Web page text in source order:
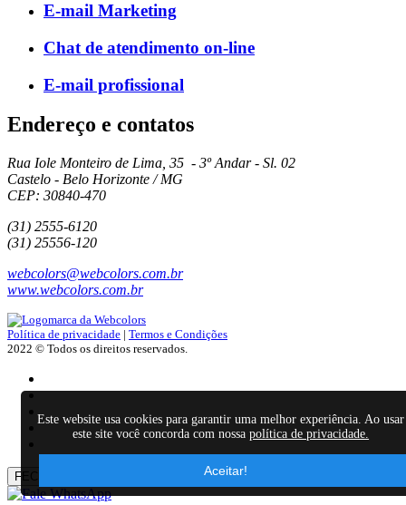
E-mail Marketing
Chat de atendimento on-line
E-mail profissional
Endereço e contatos
Rua Iole Monteiro de Lima, 35 - 3º Andar - Sl. 02
Castelo - Belo Horizonte / MG
CEP: 30840-470
(31) 2555-6120
(31) 25556-120
webcolors@webcolors.com.br
www.webcolors.com.br
Política de privacidade | Termos e Condições
2022 © Todos os direitos reservados.
FECHAR
Este website usa cookies para garantir uma melhor experiência. Ao usar
este site você concorda com nossapolítica de privacidade.
Aceitar!